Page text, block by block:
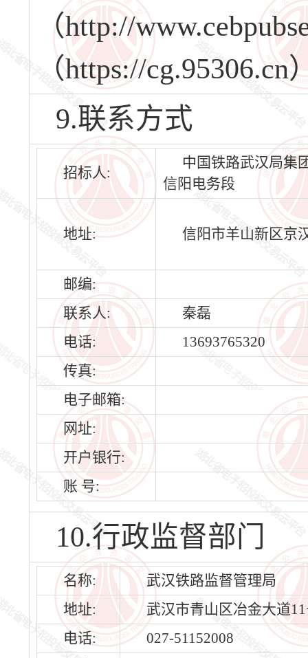
（http://
（https://
9.联系方式
招标人:
中国铁路武汉局集
信阳电务段
地址: 信阳市羊山新区京
邮编:
联系人:
秦磊
电话:
13693765320
传真:
电子邮箱:
网址:
开户银行:
账 号:
10.行政监督部门
名称:
武汉铁路监督管理局
地址:
武汉市青山区冶金大道
电话:
027-51152008